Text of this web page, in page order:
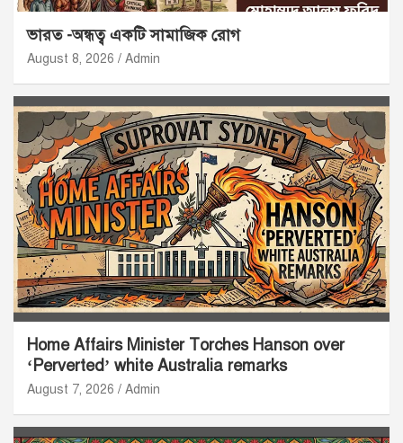
ভারত -অন্ধত্ব একটি সামাজিক রোগ
August 8, 2026 Admin
Home Affairs Minister Torches Hanson over
‘Perverted’ white Australia remarks
August 7, 2026 Admin